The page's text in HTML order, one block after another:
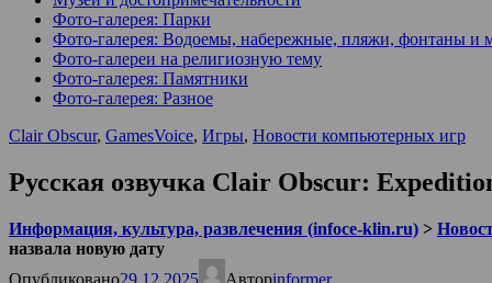
Фото-галерея: Парки
Фото-галерея: Водоемы, набережные, пляжи, фонтаны и
Фото-галереи на религиозную тему
Фото-галерея: Памятники
Фото-галерея: Разное
Clair Obscur, GamesVoice, Игры, Новости компьютерных игр
Русская озвучка Clair Obscur:
Информация, культура, развлечения (infoce-klin.ru) >
назвала новую дату
Опубликовано29.12.2025 Авторinformer